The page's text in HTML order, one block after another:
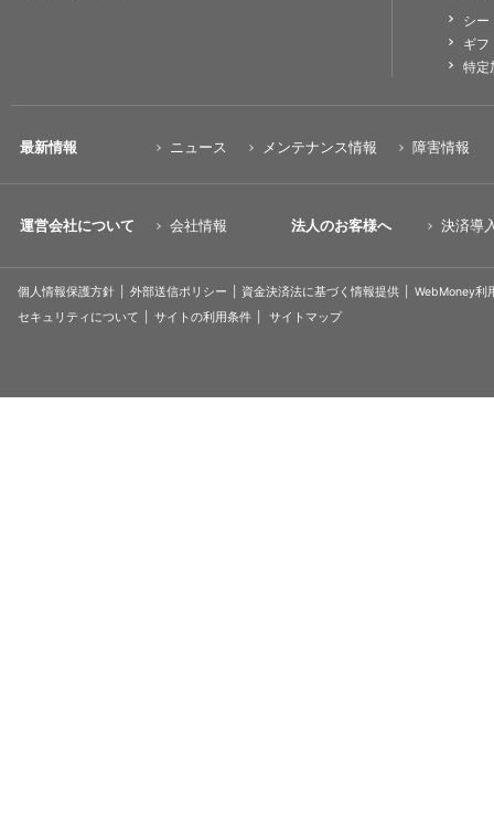
シー
ギフ
特定
最新情報 ニュース メンテナンス情報 障害情報
運営会社について 会社情報 法人のお客様へ 決済導
個人情報保護方針 外部送信ポリシー 資金決済法に基づく情報提供
WebMoney利
セキュリティについて
サイトの利用条件 サイトマップ